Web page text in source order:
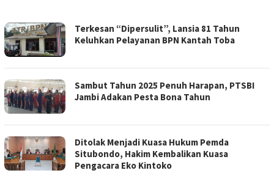
MEDIA
KOTAKITA
Terkesan “Dipersulit”, Lansia 81 Tahun
Keluhkan Pelayanan BPN Kantah Toba
Sambut Tahun 2025 Penuh Harapan, PTSBI
Jambi Adakan Pesta Bona Tahun
Ditolak Menjadi Kuasa Hukum Pemda
Situbondo, Hakim Kembalikan Kuasa
Pengacara Eko Kintoko